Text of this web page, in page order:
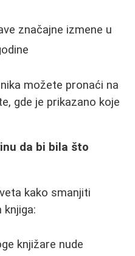
značajne izmene u
možete pronaći na
gde je prikazano koje
da bi bila što
kako smanjiti
knjiga:
knjižare nude